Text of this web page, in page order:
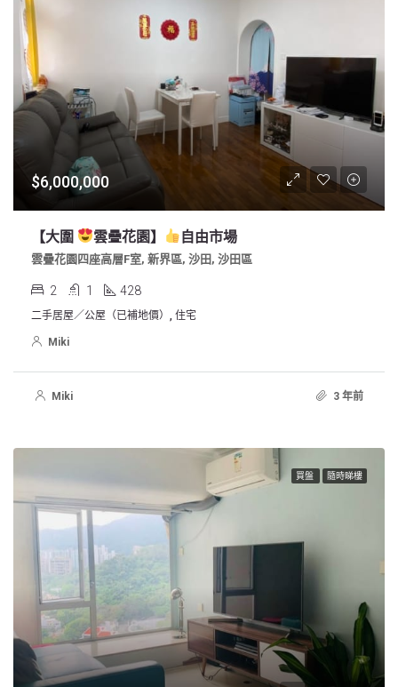
$6,000,000
【大圍 雲疊花園】 自由市場
雲疊花園四座高層F室, 新界區, 沙田, 沙田區
2 1 428
二手居屋／公屋（已補地價）, 住宅
Miki
Miki 3 年前
買盤 隨時睇樓